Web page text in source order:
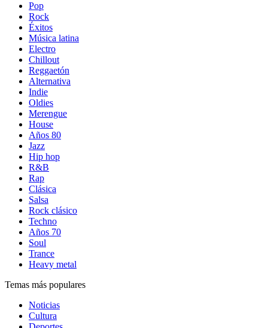
Pop
Rock
Éxitos
Música latina
Electro
Chillout
Reggaetón
Alternativa
Indie
Oldies
Merengue
House
Años 80
Jazz
Hip hop
R&B
Rap
Clásica
Salsa
Rock clásico
Techno
Años 70
Soul
Trance
Heavy metal
Temas más populares
Noticias
Cultura